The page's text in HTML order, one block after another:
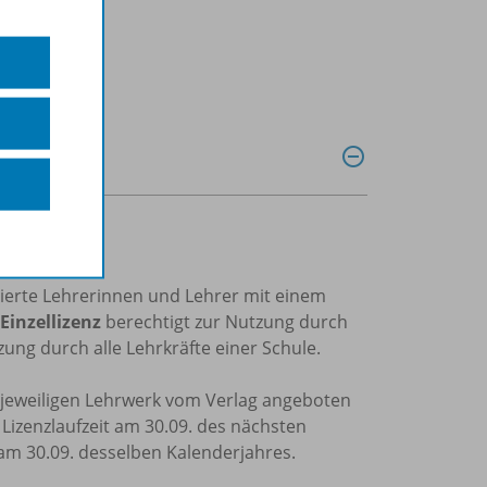
Lehrerinnen und Lehrer mit einem
Einzellizenz berechtigt zur Nutzung durch
durch alle Lehrkräfte einer Schule.
Lehrwerk vom Verlag angeboten
am 30.09. des nächsten
30.09. desselben Kalenderjahres.